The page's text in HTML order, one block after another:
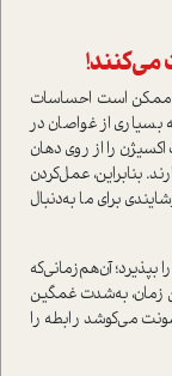
می‌کنند!
ا‌ست احساسات
بسیاری از غواصان در
را از روی دهان
بنابراین، عمل‌کردن
برای ما به‌دنبال
بپذیرد؛ آن‌هم‌زمانی‌که
زمان، به‌شدت غمگین
می‌کوشد رابطه را